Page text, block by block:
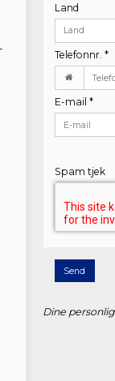
Land
Telefonnr. *
E-mail *
Spam tjek
Send
Dine